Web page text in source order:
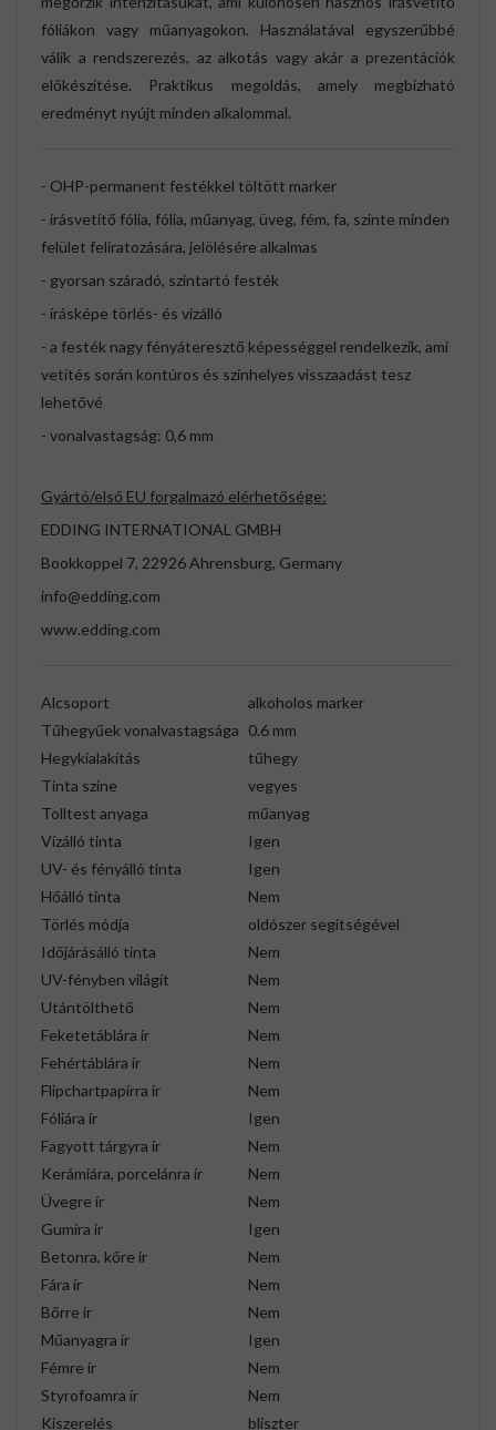
fóliákon vagy műanyagokon. Használatával egyszerűbbé
válik a rendszerezés, az alkotás vagy akár a prezentációk
előkészítése. Praktikus megoldás, amely megbízható
eredményt nyújt minden alkalommal.
- OHP-permanent festékkel töltött marker
- írásvetítő fólia, fólia, műanyag, üveg, fém, fa, szinte minden
felület feliratozására, jelölésére alkalmas
- gyorsan száradó, színtartó festék
- írásképe törlés- és vízálló
- a festék nagy fényáteresztő képességgel rendelkezik, ami
vetítés során kontúros és színhelyes visszaadást tesz
lehetővé
- vonalvastagság: 0,6 mm
Gyártó/első EU forgalmazó elérhetősége:
EDDING INTERNATIONAL GMBH
Bookkoppel 7, 22926 Ahrensburg, Germany
info@edding.com
www.edding.com
Alcsoport
alkoholos marker
Tűhegyűek vonalvastagsága 0.6 mm
Hegykialakítás
tűhegy
Tinta színe
vegyes
Tolltest anyaga
műanyag
Vízálló tinta
Igen
UV- és fényálló tinta
Igen
Hőálló tinta
Nem
Törlés módja
oldószer segítségével
Időjárásálló tinta
Nem
UV-fényben világít
Nem
Utántölthető
Nem
Feketetáblára ír
Nem
Fehértáblára ír
Nem
Flipchartpapírra ír
Nem
Fóliára ír
Igen
Fagyott tárgyra ír
Nem
Kerámiára, porcelánra ír
Nem
Üvegre ír
Nem
Gumira ír
Igen
Betonra, kőre ír
Nem
Fára ír
Nem
Bőrre ír
Nem
Műanyagra ír
Igen
Fémre ír
Nem
Styrofoamra ír
Nem
Kiszerelés
bliszter